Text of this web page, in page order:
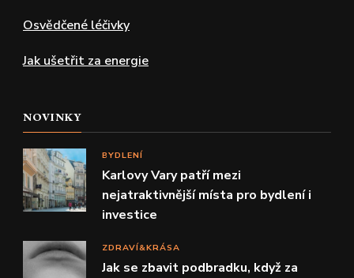
Osvědčené léčivky
Jak ušetřit za energie
NOVINKY
BYDLENÍ
Karlovy Vary patří mezi
nejatraktivnější místa pro bydlení i
investice
ZDRAVÍ&KRÁSA
Jak se zbavit podbradku, když za